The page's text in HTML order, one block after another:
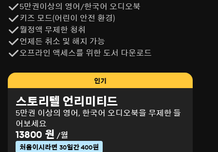
5만권이상의 영어/한국어 오디오북
키즈 모드(어린이 안전 환경)
월정액 무제한 청취
언제든 취소 및 해지 가능
오프라인 액세스를 위한 도서 다운로드
인기
스토리텔 언리미티드
5만권 이상의 영어, 한국어 오디오북을 무제한 들
어보세요
13800 원 /월
처음이시라면 30일간 400원